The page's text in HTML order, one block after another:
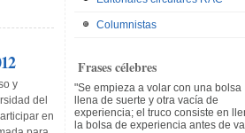
y
del
en
Columnistas
Frases célebres
Se empieza a volar con una bolsa
llena de suerte y otra vacía de
experiencia; el truco consiste en
la bolsa de experiencia antes de